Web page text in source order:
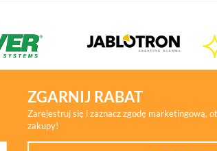
ZGARNIJ RABAT
Zarejestruj się i zaznacz zgodę marketingową,
zakupy!